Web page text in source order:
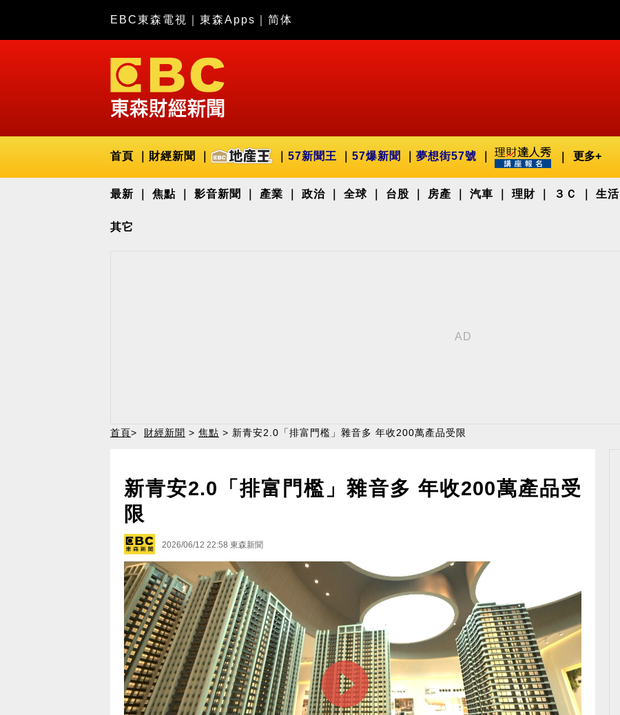
EBC東森電視 東森Apps 简体
首頁 財經新聞 57新聞王 57爆新聞 夢想街57號 更多+
最新 焦點 影音新聞 產業 政治 全球 台股 房產 汽車 理財 ３Ｃ 生活
其它
首頁> 財經新聞 > 焦點 > 新青安2.0「排富門檻」雜音多 年收200萬產品受限
新青安2.0「排富門檻」雜音多 年收200萬產品受
限
2026/06/12 22:58 東森新聞